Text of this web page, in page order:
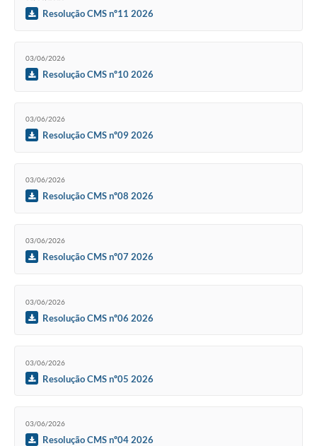
Resolução CMS nº11 2026
03/06/2026
Resolução CMS nº10 2026
03/06/2026
Resolução CMS nº09 2026
03/06/2026
Resolução CMS nº08 2026
03/06/2026
Resolução CMS nº07 2026
03/06/2026
Resolução CMS nº06 2026
03/06/2026
Resolução CMS nº05 2026
03/06/2026
Resolução CMS nº04 2026